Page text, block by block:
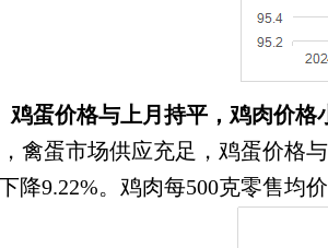
鸡蛋价格与上月持平 ， 鸡肉价格
， 禽蛋市场供应充足，鸡蛋价格
降9.22%。鸡肉每500克零售均